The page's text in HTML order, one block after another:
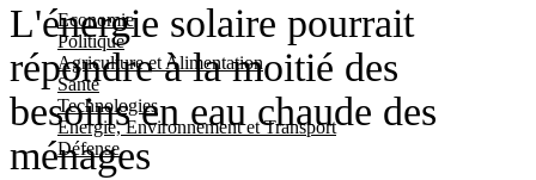
Economie
Politique
Agriculture et Alimentation
Santé
Technologies
Energie, Environnement et Transport
Défense
L'énergie solaire pourrait
répondre à la moitié des
besoins en eau chaude des
ménages